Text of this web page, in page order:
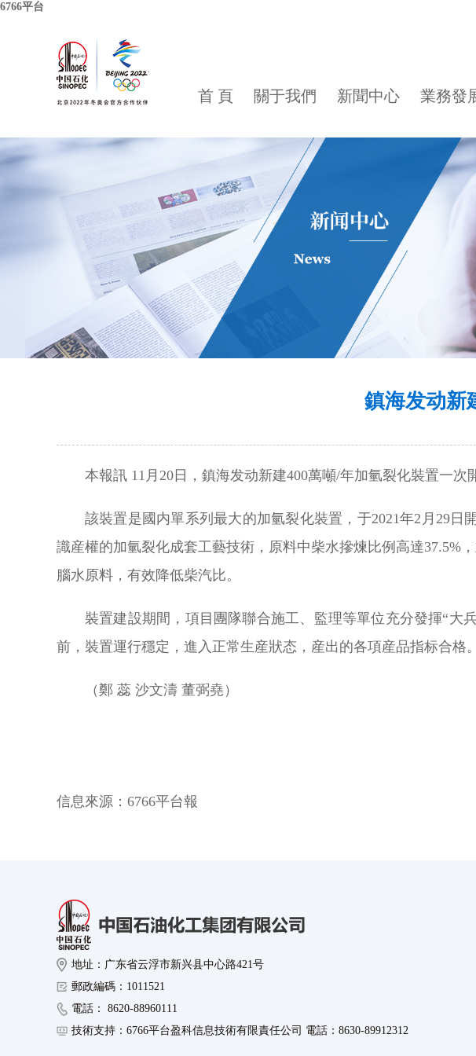
6766平台
首 頁 關于我們 新聞中心 業務發
鎮海发动新
本報訊 11月20日，鎮海发动新建400萬噸/年加氫裂化裝置一次
該裝置是國内單系列最大的加氫裂化裝置，于2021年2月29日
識産權的加氫裂化成套工藝技術，原料中柴水摻煉比例高達37.5%
腦水原料，有效降低柴汽比。
裝置建設期間，項目團隊聯合施工、監理等單位充分發揮“大
前，裝置運行穩定，進入正常生産狀态，産出的各項産品指标合格。
（鄭 蕊 沙文濤 董弼堯）
信息來源： 6766平台報
地址：广东省云浮市新兴县中心路421号
郵政編碼：1011521
電話： 8620-88960111
技術支持：6766平台盈科信息技術有限責任公司 電話：8630-89912312